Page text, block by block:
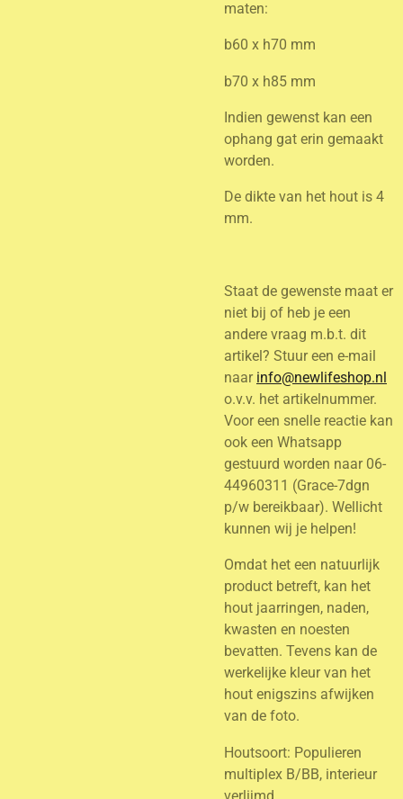
maten:
b60 x h70 mm
b70 x h85 mm
Indien gewenst kan een
ophang gat erin gemaakt
worden.
De dikte van het hout is 4
mm.
Staat de gewenste maat er
niet bij of heb je een
andere vraag m.b.t. dit
artikel? Stuur een e-mail
naar info@newlifeshop.nl
o.v.v. het artikelnummer.
Voor een snelle reactie kan
ook een Whatsapp
gestuurd worden naar 06-
44960311 (Grace-7dgn
p/w bereikbaar). Wellicht
kunnen wij je helpen!
Omdat het een natuurlijk
product betreft, kan het
hout jaarringen, naden,
kwasten en noesten
bevatten. Tevens kan de
werkelijke kleur van het
hout enigszins afwijken
van de foto.
Houtsoort: Populieren
multiplex B/BB, interieur
verlijmd.